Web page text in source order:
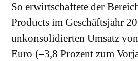
So erwirtschaftete der
Products im Geschäftsjahr
unkonsolidierten Umsatz
Euro (–3,8 Prozent zum